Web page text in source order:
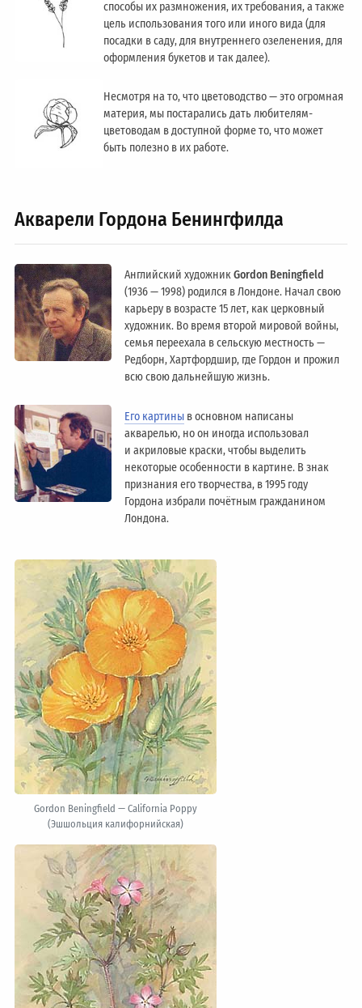
способы их размножения, их требования, а также
цель использования того или иного вида (для
посадки в саду, для внутреннего озеленения, для
оформления букетов и так далее).
Несмотря на то, что цветоводство — это огромная
материя, мы постарались дать любителям-
цветоводам в доступной форме то, что может
быть полезно в их работе.
Акварели Гордона Бенингфилда
Английский художникGordon Beningfield
(1936 — 1998) родился в Лондоне. Начал свою
карьеру в возрасте 15 лет, как церковный
художник. Во время второй мировой войны,
семья переехала в сельскую местность —
Редборн, Хартфордшир, где Гордон и прожил
всю свою дальнейшую жизнь.
Его картины в основном написаны
акварелью, но он иногда использовал
и акриловые краски, чтобы выделить
некоторые особенности в картине. В знак
признания его творчества, в 1995 году
Гордона избрали почётным гражданином
Лондонa.
Gordon Beningfield — California Poppy
(Эшшольция калифорнийская)